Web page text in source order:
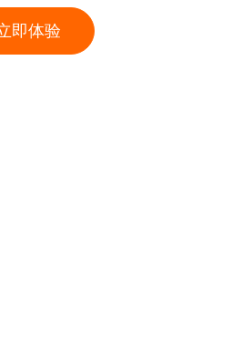
即体验